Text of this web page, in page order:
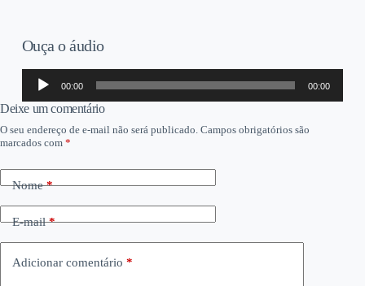
Ouça o áudio
Tocador
áudio
00:00 00:00
Deixe um comentário
O seu endereço de e-mail não será publicado. Campos obrigatórios são
marcados com *
Nome*
E-mail*
Adicionar comentário *